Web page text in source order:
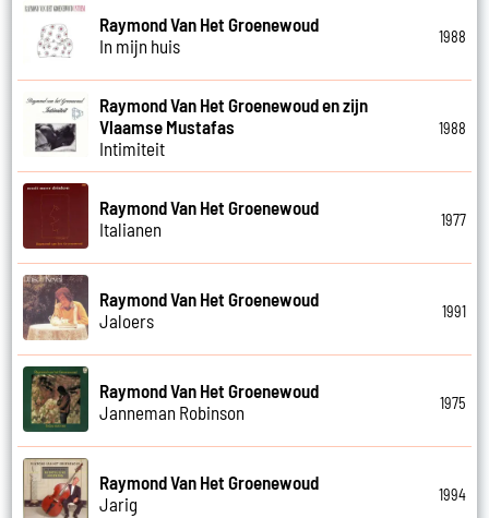
Raymond Van Het Groenewoud
In mijn huis
1988
Raymond Van Het Groenewoud en zijn
Vlaamse Mustafas
Intimiteit
1988
Raymond Van Het Groenewoud
Italianen
1977
Raymond Van Het Groenewoud
Jaloers
1991
Raymond Van Het Groenewoud
Janneman Robinson
1975
Raymond Van Het Groenewoud
Jarig
1994